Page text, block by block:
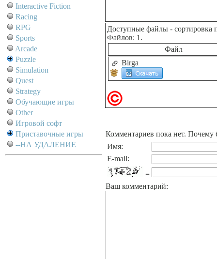
Interactive Fiction
Racing
RPG
Sports
Arcade
Puzzle
Simulation
Quest
Strategy
Обучающие игры
Other
Игровой софт
Приставочные игры
--НА УДАЛЕНИЕ
Доступные файлы - сортировка
Файлов: 1.
Файл
Birga
Комментариев пока нет. Почему
Имя:
E-mail:
=
Ваш комментарий: